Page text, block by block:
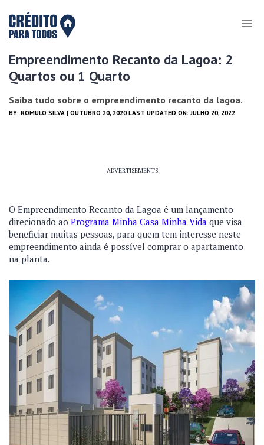
Empreendimento Recanto da Lagoa: 2
Quartos ou 1 Quarto
Saiba tudo sobre o empreendimento recanto da lagoa.
BY: ROMULO SILVA | OUTUBRO 20, 2020 LAST UPDATED ON: JULHO 20, 2022
ADVERTISEMENTS
O Empreendimento Recanto da Lagoa é um lançamento
direcionado ao Programa Minha Casa Minha Vida que visa
beneficiar muitas pessoas, para quem tem interesse neste
empreendimento ainda é possível comprar o apartamento
na planta.